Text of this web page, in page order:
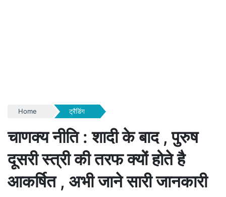
Home ट्रैडिंग
चाणक्य नीति : शादी के बाद , पुरुष
दूसरी स्त्री की तरफ क्यों होते है
आकर्षित , अभी जाने सारी जानकारी